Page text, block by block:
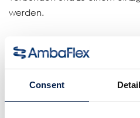
Consent
werden.
Geeignet für:
Einzelne Artikel, Versandkisten
Sekundärverpackungen